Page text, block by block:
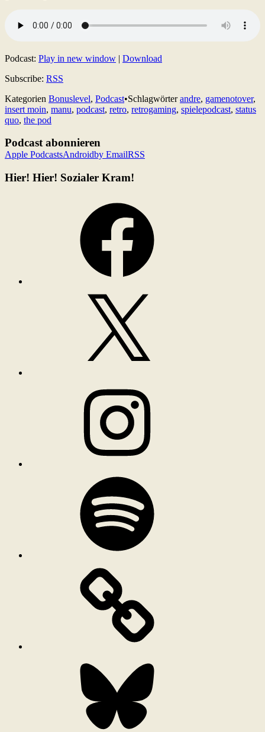
Podcast: Play in new window | Download
Subscribe: RSS
Kategorien Bonuslevel, Podcast•Schlagwörterandre, gamenotover,
insert moin, manu, podcast, retro, retrogaming, spielepodcast, status
quo, the pod
Podcast abonnieren
Apple PodcastsAndroidby EmailRSS
Hier! Hier! Sozialer Kram!